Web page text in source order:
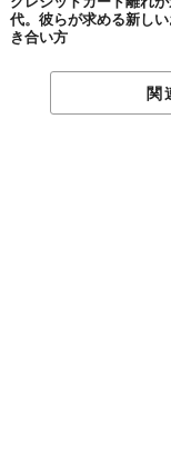
基本的な品質を優先
ト」や「クッキー類
Y世代は「コミュニ
代の中間的な特徴を
代。彼らが求める新し
き合い方
関